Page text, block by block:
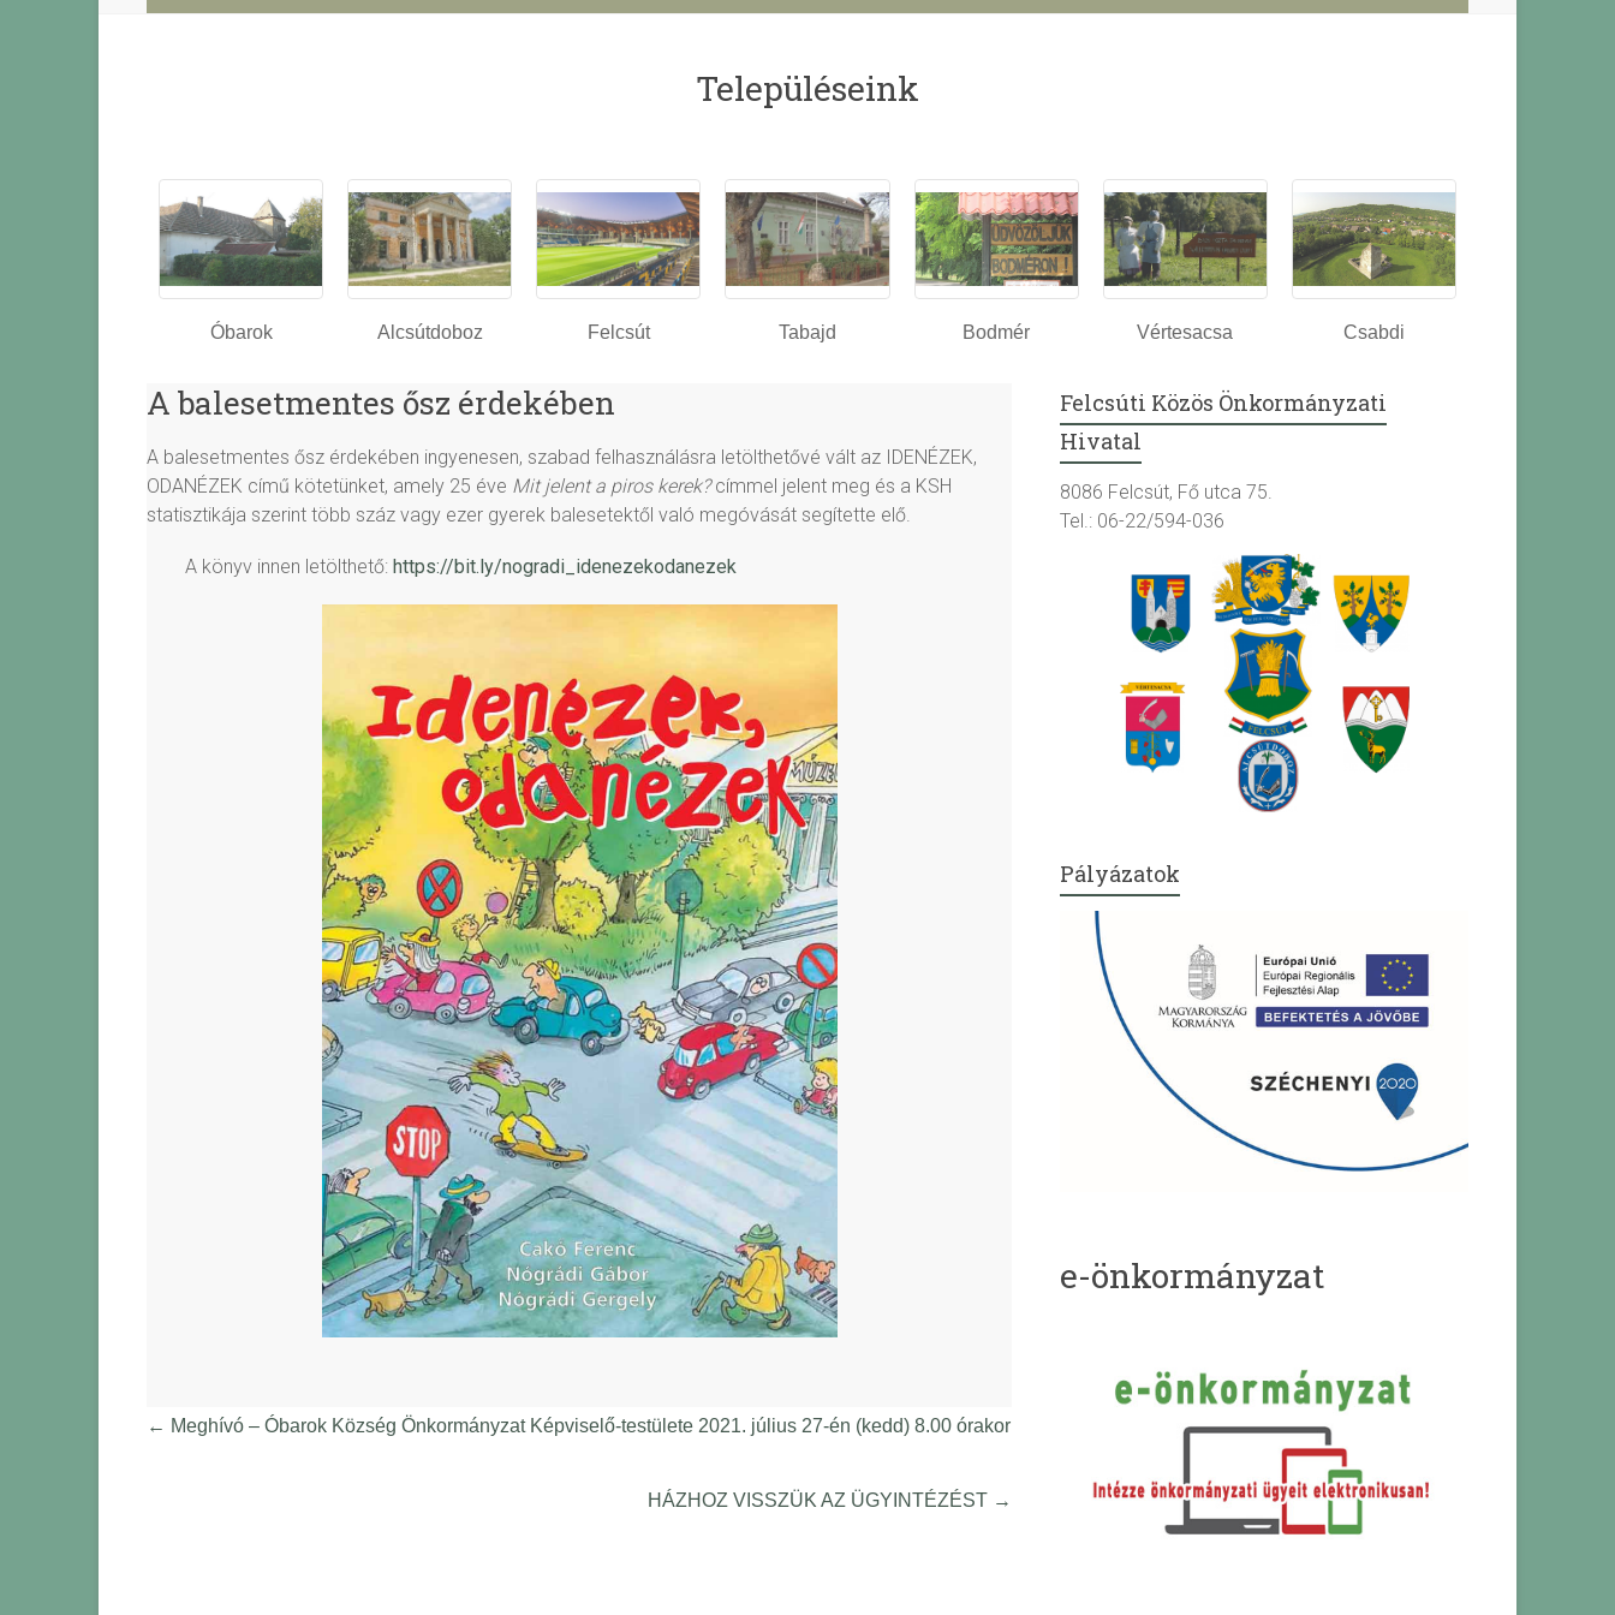
Településeink
Óbarok Alcsútdoboz Felcsút Tabajd Bodmér Vértesacsa Csabdi
A balesetmentes ősz érdekében
A balesetmentes ősz érdekében ingyenesen, szabad felhasználásra letölthetővé vált az IDENÉZEK,
ODANÉZEK című kötetünket, amely 25 éve Mit jelent a piros kerek?címmel jelent meg és a KSH
statisztikája szerint több száz vagy ezer gyerek balesetektől való megóvását segítette elő.
A könyv innen letölthető: https://bit.ly/nogradi_idenezekodanezek
← Meghívó – Óbarok Község Önkormányzat Képviselő-testülete 2021. július 27-én (kedd) 8.00 órakor
HÁZHOZ VISSZÜK AZ ÜGYINTÉZÉST →
Felcsúti Közös Önkormányzati
Hivatal
8086 Felcsút, Fő utca 75.
Tel.: 06-22/594-036
Pályázatok
e-önkormányzat